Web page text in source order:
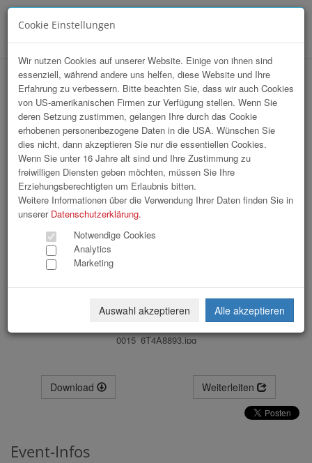
OÖ Gemeindetag
0015_6T4A8893.jpg
Download Weiterleiten
Event-Infos
Cookie Einstellungen
Wir nutzen Cookies auf unserer Website. Einige von ihnen sind
essenziell, während andere uns helfen, diese Website und Ihre
Erfahrung zu verbessern. Bitte beachten Sie, dass wir auch Cookies
von US-amerikanischen Firmen zur Verfügung stellen. Wenn Sie
deren Setzung zustimmen, gelangen Ihre durch das Cookie
erhobenen personenbezogene Daten in die USA. Wünschen Sie
dies nicht, dann akzeptieren Sie nur die essentiellen Cookies.
Wenn Sie unter 16 Jahre alt sind und Ihre Zustimmung zu
freiwilligen Diensten geben möchten, müssen Sie Ihre
Erziehungsberechtigten um Erlaubnis bitten.
Weitere Informationen über die Verwendung Ihrer Daten finden Sie in
unserer Datenschutzerklärung.
Notwendige Cookies
Analytics
Marketing
Auswahl akzeptieren Alle akzeptieren